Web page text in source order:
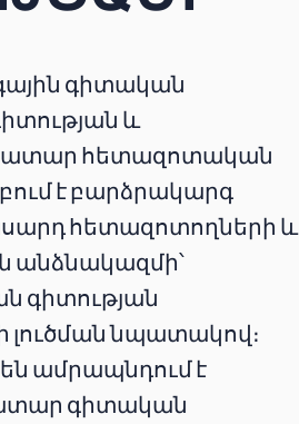
գիտական
և
հետազոտական
է բարձրակարգ
հետազոտողների և
անձնակազմի՝
գիտության
լուծման նպատակով։
ամրապնդում է
գիտական